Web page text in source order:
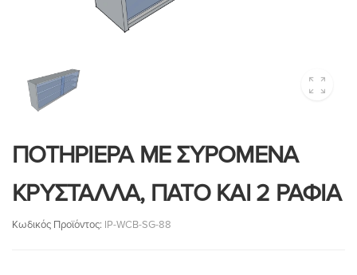
ΠΟΤΗΡΙΕΡΑ ΜΕ ΣΥΡΟΜΕΝΑ
ΚΡΥΣΤΑΛΛΑ, ΠΑΤΟ ΚΑΙ 2 ΡΑΦΙΑ
Κωδικός Προϊόντος: IP-WCB-SG-88